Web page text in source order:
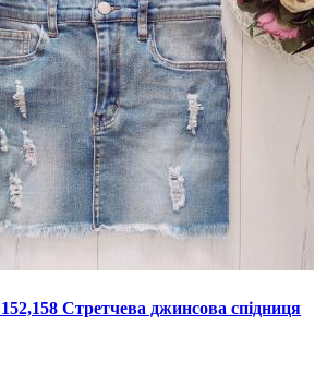
152,158 Стретчева джинсова спідниця